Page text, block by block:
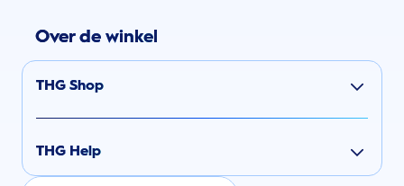
Over de winkel
THG Shop
THG Help